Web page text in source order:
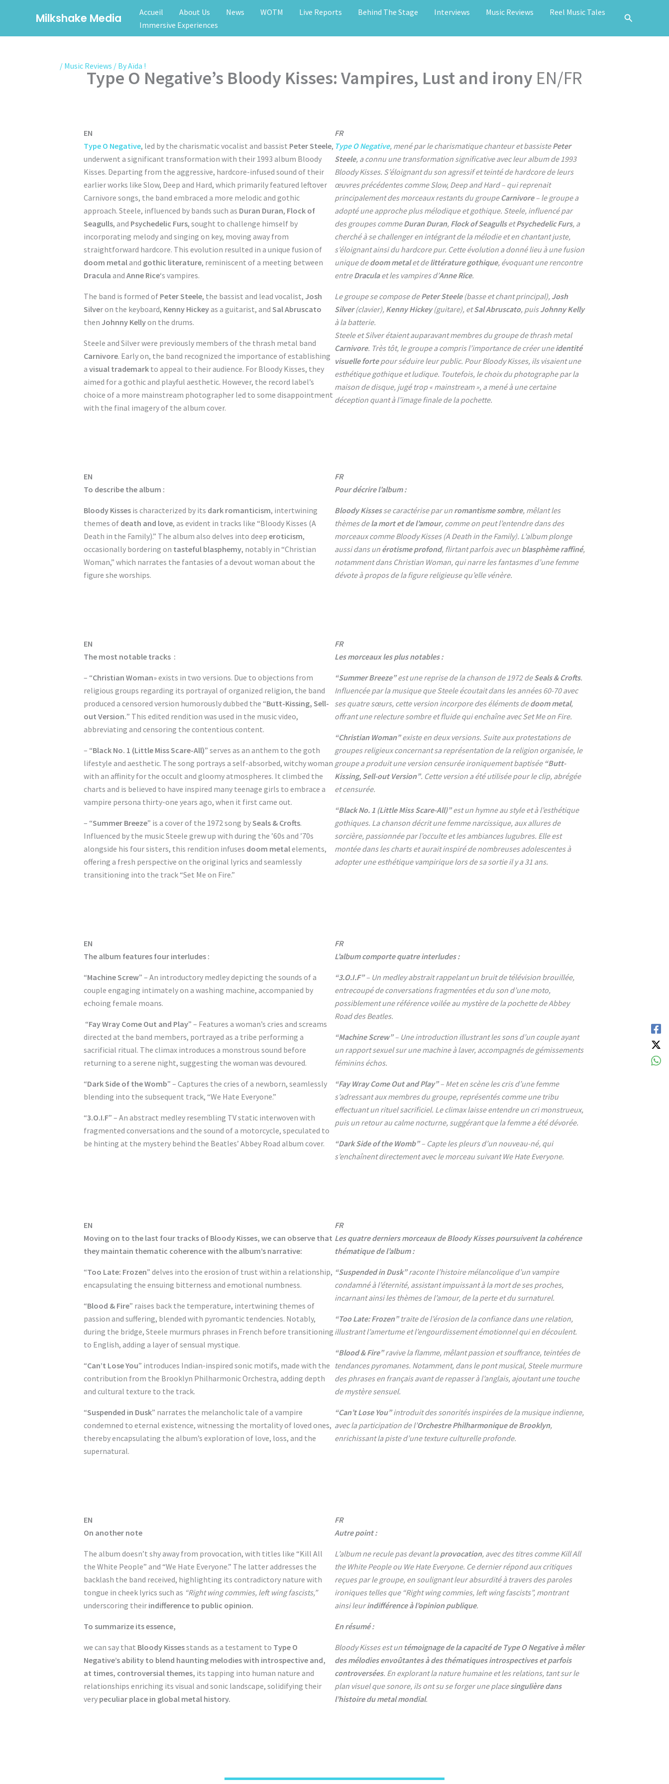
Milkshake Media Accueil About Us News WOTM Live Reports Behind The Stage Interviews Music Reviews
Reel Music Tales
Immersive Experiences
/ Music Reviews / ByAïda !
Type O Negative’s Bloody Kisses: Vampires, Lust and irony EN/FR
EN
Type O Negative, led by the charismatic vocalist and bassist Peter Steele,
underwent a significant transformation with their 1993 album Bloody
Kisses. Departing from the aggressive, hardcore-infused sound of their
earlier works like Slow, Deep and Hard, which primarily featured leftover
Carnivore songs, the band embraced a more melodic and gothic
approach. Steele, influenced by bands such as Duran Duran, Flock of
Seagulls, and Psychedelic Furs, sought to challenge himself by
incorporating melody and singing on key, moving away from
straightforward hardcore. This evolution resulted in a unique fusion of
doom metaland gothic literature, reminiscent of a meeting between
Dracula and Anne Rice‘s vampires.
The band is formed of Peter Steele, the bassist and lead vocalist, Josh
Silver on the keyboard, Kenny Hickeyas a guitarist, and Sal Abruscato
then Johnny Kellyon the drums.
Steele and Silver were previously members of the thrash metal band
Carnivore. Early on, the band recognized the importance of establishing
a visual trademark to appeal to their audience. For Bloody Kisses, they
aimed for a gothic and playful aesthetic. However, the record label’s
choice of a more mainstream photographer led to some disappointment
with the final imagery of the album cover.
FR
Type O Negative, mené par le charismatique chanteur et bassistePeter
Steele, a connu une transformation significative avec leur album de 1993
Bloody Kisses. S’éloignant du son agressif et teinté de hardcore de leurs
œuvres précédentes comme Slow, Deep and Hard – qui reprenait
principalement des morceaux restants du groupe Carnivore– le groupe a
adopté une approche plus mélodique et gothique. Steele, influencé par
des groupes commeDuran Duran, Flock of SeagullsetPsychedelic Furs, a
cherché à se challenger en intégrant de la mélodie et en chantant juste,
s’éloignant ainsi du hardcore pur. Cette évolution a donné lieu à une fusion
unique dedoom metalet delittérature gothique, évoquant une rencontre
entreDraculaet les vampires d’Anne Rice.
Le groupe se compose dePeter Steele(basse et chant principal), Josh
Silver(clavier), Kenny Hickey(guitare), etSal Abruscato, puisJohnny Kelly
à la batterie.
Steele et Silver étaient auparavant membres du groupe de thrash metal
Carnivore. Très tôt, le groupe a compris l’importance de créer uneidentité
visuelle fortepour séduire leur public. Pour Bloody Kisses, ils visaient une
esthétique gothique et ludique. Toutefois, le choix du photographe par la
maison de disque, jugé trop « mainstream », a mené à une certaine
déception quant à l’image finale de la pochette.
EN
To describe the album :
Bloody Kisses is characterized by its dark romanticism, intertwining
themes of death and love, as evident in tracks like “Bloody Kisses (A
Death in the Family).” The album also delves into deep eroticism,
occasionally bordering on tasteful blasphemy, notably in “Christian
Woman,” which narrates the fantasies of a devout woman about the
figure she worships.
FR
Pour décrire l’album :
Bloody Kissesse caractérise par un romantisme sombre, mêlant les
thèmes dela mort et de l’amour, comme on peut l’entendre dans des
morceaux comme Bloody Kisses (A Death in the Family). L’album plonge
aussi dans un érotisme profond, flirtant parfois avec un blasphème raffiné,
notamment dans Christian Woman, qui narre les fantasmes d’une femme
dévote à propos de la figure religieuse qu’elle vénère.
EN
The most notable tracks :
– “Christian Woman» exists in two versions. Due to objections from
religious groups regarding its portrayal of organized religion, the band
produced a censored version humorously dubbed the “Butt-Kissing, Sell-
out Version.” This edited rendition was used in the music video,
abbreviating and censoring the contentious content.
– “Black No. 1 (Little Miss Scare-All)” serves as an anthem to the goth
lifestyle and aesthetic. The song portrays a self-absorbed, witchy woman
with an affinity for the occult and gloomy atmospheres. It climbed the
charts and is believed to have inspired many teenage girls to embrace a
vampire persona thirty-one years ago, when it first came out.
– “Summer Breeze” is a cover of the 1972 song bySeals & Crofts.
Influenced by the music Steele grew up with during the ’60s and ’70s
alongside his four sisters, this rendition infuses doom metalelements,
offering a fresh perspective on the original lyrics and seamlessly
transitioning into the track “Set Me on Fire.”
FR
Les morceaux les plus notables :
“Summer Breeze”est une reprise de la chanson de 1972 deSeals & Crofts.
Influencée par la musique que Steele écoutait dans les années 60-70 avec
ses quatre sœurs, cette version incorpore des éléments dedoom metal,
offrant une relecture sombre et fluide qui enchaîne avec Set Me on Fire.
“Christian Woman”existe en deux versions. Suite aux protestations de
groupes religieux concernant sa représentation de la religion organisée, le
groupe a produit une version censurée ironiquement baptisée “Butt-
Kissing, Sell-out Version”. Cette version a été utilisée pour le clip, abrégée
et censurée.
“Black No. 1 (Little Miss Scare-All)”est un hymne au style et à l’esthétique
gothiques. La chanson décrit une femme narcissique, aux allures de
sorcière, passionnée par l’occulte et les ambiances lugubres. Elle est
montée dans les charts et aurait inspiré de nombreuses adolescentes à
adopter une esthétique vampirique lors de sa sortie il y a 31 ans.
EN
The album features four interludes :
“Machine Screw” – An introductory medley depicting the sounds of a
couple engaging intimately on a washing machine, accompanied by
echoing female moans.
“Fay Wray Come Out and Play” – Features a woman’s cries and screams
directed at the band members, portrayed as a tribe performing a
sacrificial ritual. The climax introduces a monstrous sound before
returning to a serene night, suggesting the woman was devoured.
“Dark Side of the Womb” – Captures the cries of a newborn, seamlessly
blending into the subsequent track, “We Hate Everyone.”
“3.O.I.F” – An abstract medley resembling TV static interwoven with
fragmented conversations and the sound of a motorcycle, speculated to
be hinting at the mystery behind the Beatles’ Abbey Road album cover.
FR
L’album comporte quatre interludes :
“3.O.I.F”– Un medley abstrait rappelant un bruit de télévision brouillée,
entrecoupé de conversations fragmentées et du son d’une moto,
possiblement une référence voilée au mystère de la pochette de Abbey
Road des Beatles.
“Machine Screw”– Une introduction illustrant les sons d’un couple ayant
un rapport sexuel sur une machine à laver, accompagnés de gémissements
féminins échos.
“Fay Wray Come Out and Play”– Met en scène les cris d’une femme
s’adressant aux membres du groupe, représentés comme une tribu
effectuant un rituel sacrificiel. Le climax laisse entendre un cri monstrueux,
puis un retour au calme nocturne, suggérant que la femme a été dévorée.
“Dark Side of the Womb”– Capte les pleurs d’un nouveau-né, qui
s’enchaînent directement avec le morceau suivant We Hate Everyone.
EN
Moving on to the last four tracks of Bloody Kisses, we can observe that
they maintain thematic coherence with the album’s narrative:
“Too Late: Frozen” delves into the erosion of trust within a relationship,
encapsulating the ensuing bitterness and emotional numbness.
“Blood & Fire” raises back the temperature, intertwining themes of
passion and suffering, blended with pyromantic tendencies. Notably,
during the bridge, Steele murmurs phrases in French before transitioning
to English, adding a layer of sensual mystique.
“Can’t Lose You” introduces Indian-inspired sonic motifs, made with the
contribution from the Brooklyn Philharmonic Orchestra, adding depth
and cultural texture to the track.
“Suspended in Dusk” narrates the melancholic tale of a vampire
condemned to eternal existence, witnessing the mortality of loved ones,
thereby encapsulating the album’s exploration of love, loss, and the
supernatural.
FR
Les quatre derniers morceaux de Bloody Kisses poursuivent la cohérence
thématique de l’album :
“Suspended in Dusk”raconte l’histoire mélancolique d’un vampire
condamné à l’éternité, assistant impuissant à la mort de ses proches,
incarnant ainsi les thèmes de l’amour, de la perte et du surnaturel.
“Too Late: Frozen”traite de l’érosion de la confiance dans une relation,
illustrant l’amertume et l’engourdissement émotionnel qui en découlent.
“Blood & Fire”ravive la flamme, mêlant passion et souffrance, teintées de
tendances pyromanes. Notamment, dans le pont musical, Steele murmure
des phrases en français avant de repasser à l’anglais, ajoutant une touche
de mystère sensuel.
“Can’t Lose You”introduit des sonorités inspirées de la musique indienne,
avec la participation de l’Orchestre Philharmonique de Brooklyn,
enrichissant la piste d’une texture culturelle profonde.
EN
On another note
The album doesn’t shy away from provocation, with titles like “Kill All
the White People” and “We Hate Everyone.” The latter addresses the
backlash the band received, highlighting its contradictory nature with
tongue in cheek lyrics such as “Right wing commies, left wing fascists,”
underscoring their indifference to public opinion.
To summarize its essence,
we can say that Bloody Kissesstands as a testament to Type O
Negative’s ability to blend haunting melodies with introspective and,
at times, controversial themes, its tapping into human nature and
relationships enriching its visual and sonic landscape, solidifying their
very peculiar place in global metal history.
FR
Autre point :
L’album ne recule pas devant laprovocation, avec des titres comme Kill All
the White People ou We Hate Everyone. Ce dernier répond aux critiques
reçues par le groupe, en soulignant leur absurdité à travers des paroles
ironiques telles que “Right wing commies, left wing fascists”, montrant
ainsi leurindifférence à l’opinion publique.
En résumé :
Bloody Kisses est un témoignage de la capacité de Type O Negative à mêler
des mélodies envoûtantes à des thématiques introspectives et parfois
controversées. En explorant la nature humaine et les relations, tant sur le
plan visuel que sonore, ils ont su se forger une placesingulière dans
l’histoire du metal mondial.